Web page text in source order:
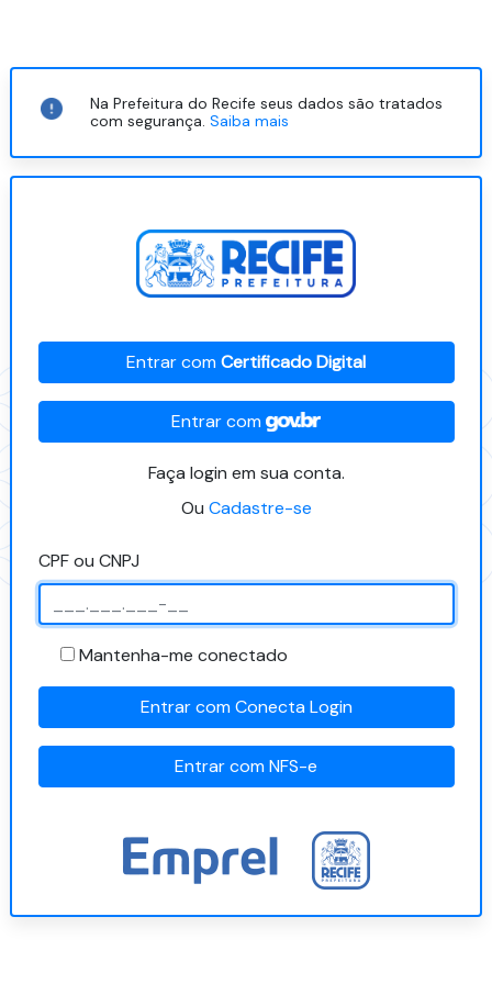
Na Prefeitura do Recife seus dados são tratados
com segurança.Saiba mais
Entrar comCertificado Digital
Entrar com
Faça login em sua conta.
Ou Cadastre-se
CPF ou CNPJ
Mantenha-me conectado
Entrar com Conecta Login
Entrar com NFS-e